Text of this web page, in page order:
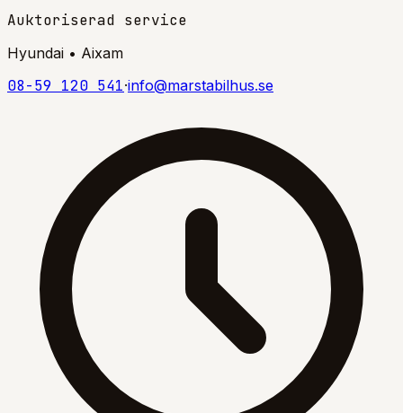
Auktoriserad service
Hyundai • Aixam
08-59 120 541·info@marstabilhus.se